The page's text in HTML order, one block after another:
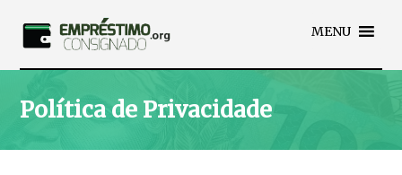
MENU
Política de Privacidade